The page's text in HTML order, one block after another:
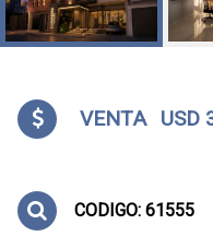
VENTA USD
CODIGO: 61555